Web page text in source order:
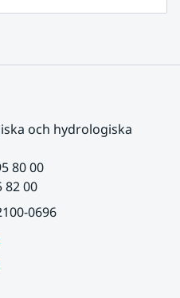
och hydrologiska
80 00
82 00
0696